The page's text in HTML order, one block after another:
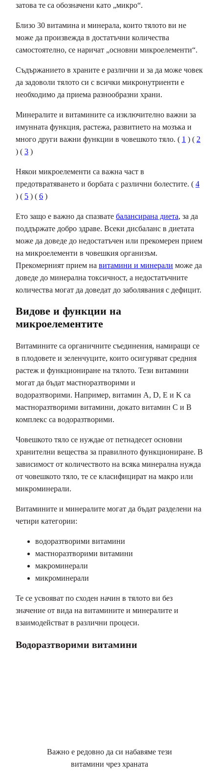
затова те са обозначени като „микро“.
Близо 30 витамина и минерала, които тялото ви не
може да произвежда в достатъчни количества
самостоятелно, се наричат ​​​​„основни микроелементи“.
Съдържанието в храните е различни и за да може човек
да задоволи тялото си с всички микронутриенти е
необходимо да приема разнообразни храни.
Минералите и витамините са изключително важни за
имунната функция, растежа, развитието на мозъка и
много други важни функции в човешкото тяло. ( 1 ) ( 2
) ( 3 )
Някои микроелементи са важна част в
предотвратяването и борбата с различни болестите. ( 4
) ( 5 ) ( 6 )
Ето защо е важно да спазвате балансирана диета, за да
поддържате добро здраве. Всеки дисбаланс в диетата
може да доведе до недостатъчен или прекомерен прием
на микроелементи в човешкия организъм.
Прекомерният прием на витамини и минерали може да
доведе до минерална токсичност, а недостатъчните
количества могат да доведат до заболявания с дефицит.
Видове и функции на
микроелементите
Витамините са органичните съединения, намиращи се
в плодовете и зеленчуците, които осигуряват средния
растеж и функциониране на тялото. Тези витамини
могат да бъдат мастноразтворими и
водоразтворими. Например, витамин A, D, E и K са
мастноразтворими витамини, докато витамин C и B
комплекс са водоразтворими.
Човешкото тяло се нуждае от петнадесет основни
хранителни вещества за правилното функциониране. В
зависимост от количеството на всяка минерална нужда
от човешкото тяло, те се класифицират на макро или
микроминерали.
Витамините и минералите могат да бъдат разделени на
четири категории:
водоразтворими витамини
мастноразтворими витамини
макроминерали
микроминерали
Те се усвояват по сходен начин в тялото ви без
значение от вида на витамините и минералите и
взаимодействат в различни процеси.
Водоразтворими витамини
Важно е редовно да си набавяме тези
витамини чрез храната